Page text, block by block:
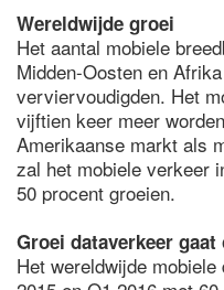
Wereldwijde groei
Het aantal mobiele
Midden-Oosten en
verviervoudigden. Het
vijftien keer meer
Amerikaanse markt als
zal het mobiele verkeer
50 procent groeien.
Groei dataverkeer
Het wereldwijde